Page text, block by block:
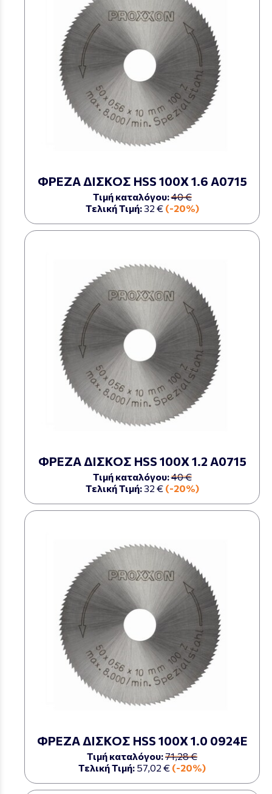
ΦΡΕΖΑ ΔΙΣΚΟΣ HSS 100Χ 1.6 Α0715
Τιμή καταλόγου:40 €
Τελική Τιμή:32 € (-20%)
ΦΡΕΖΑ ΔΙΣΚΟΣ HSS 100Χ 1.2 Α0715
Τιμή καταλόγου:40 €
Τελική Τιμή:32 € (-20%)
ΦΡΕΖΑ ΔΙΣΚΟΣ HSS 100Χ 1.0 0924Ε
Τιμή καταλόγου:71,28 €
Τελική Τιμή: 57,02 € (-20%)